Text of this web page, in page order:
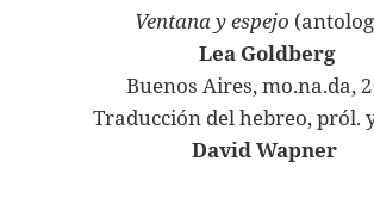
Ventana y espejo
Lea Goldberg
Buenos Aires, mo.na.da,
Traducción del hebreo, pról.
David Wapner